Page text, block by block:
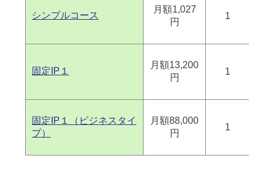
シンプルコース
月額1,027
円
1
固定IP１
月額13,200
円
1
固定IP１（ビジネスタイ
プ）
月額88,000
円
1